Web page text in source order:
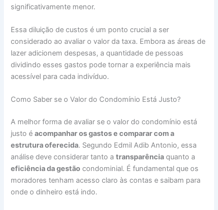
significativamente menor.
Essa diluição de custos é um ponto crucial a ser
considerado ao avaliar o valor da taxa. Embora as áreas de
lazer adicionem despesas, a quantidade de pessoas
dividindo esses gastos pode tornar a experiência mais
acessível para cada indivíduo.
Como Saber se o Valor do Condomínio Está Justo?
A melhor forma de avaliar se o valor do condomínio está
justo éacompanhar os gastos e comparar com a
estrutura oferecida. Segundo Edmil Adib Antonio, essa
análise deve considerar tanto atransparência quanto a
eficiência da gestão condominial. É fundamental que os
moradores tenham acesso claro às contas e saibam para
onde o dinheiro está indo.